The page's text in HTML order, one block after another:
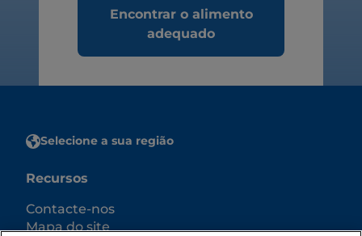
Encontrar o alimento
adequado
Selecione a sua região
Recursos
Contacte-nos
Mapa do site